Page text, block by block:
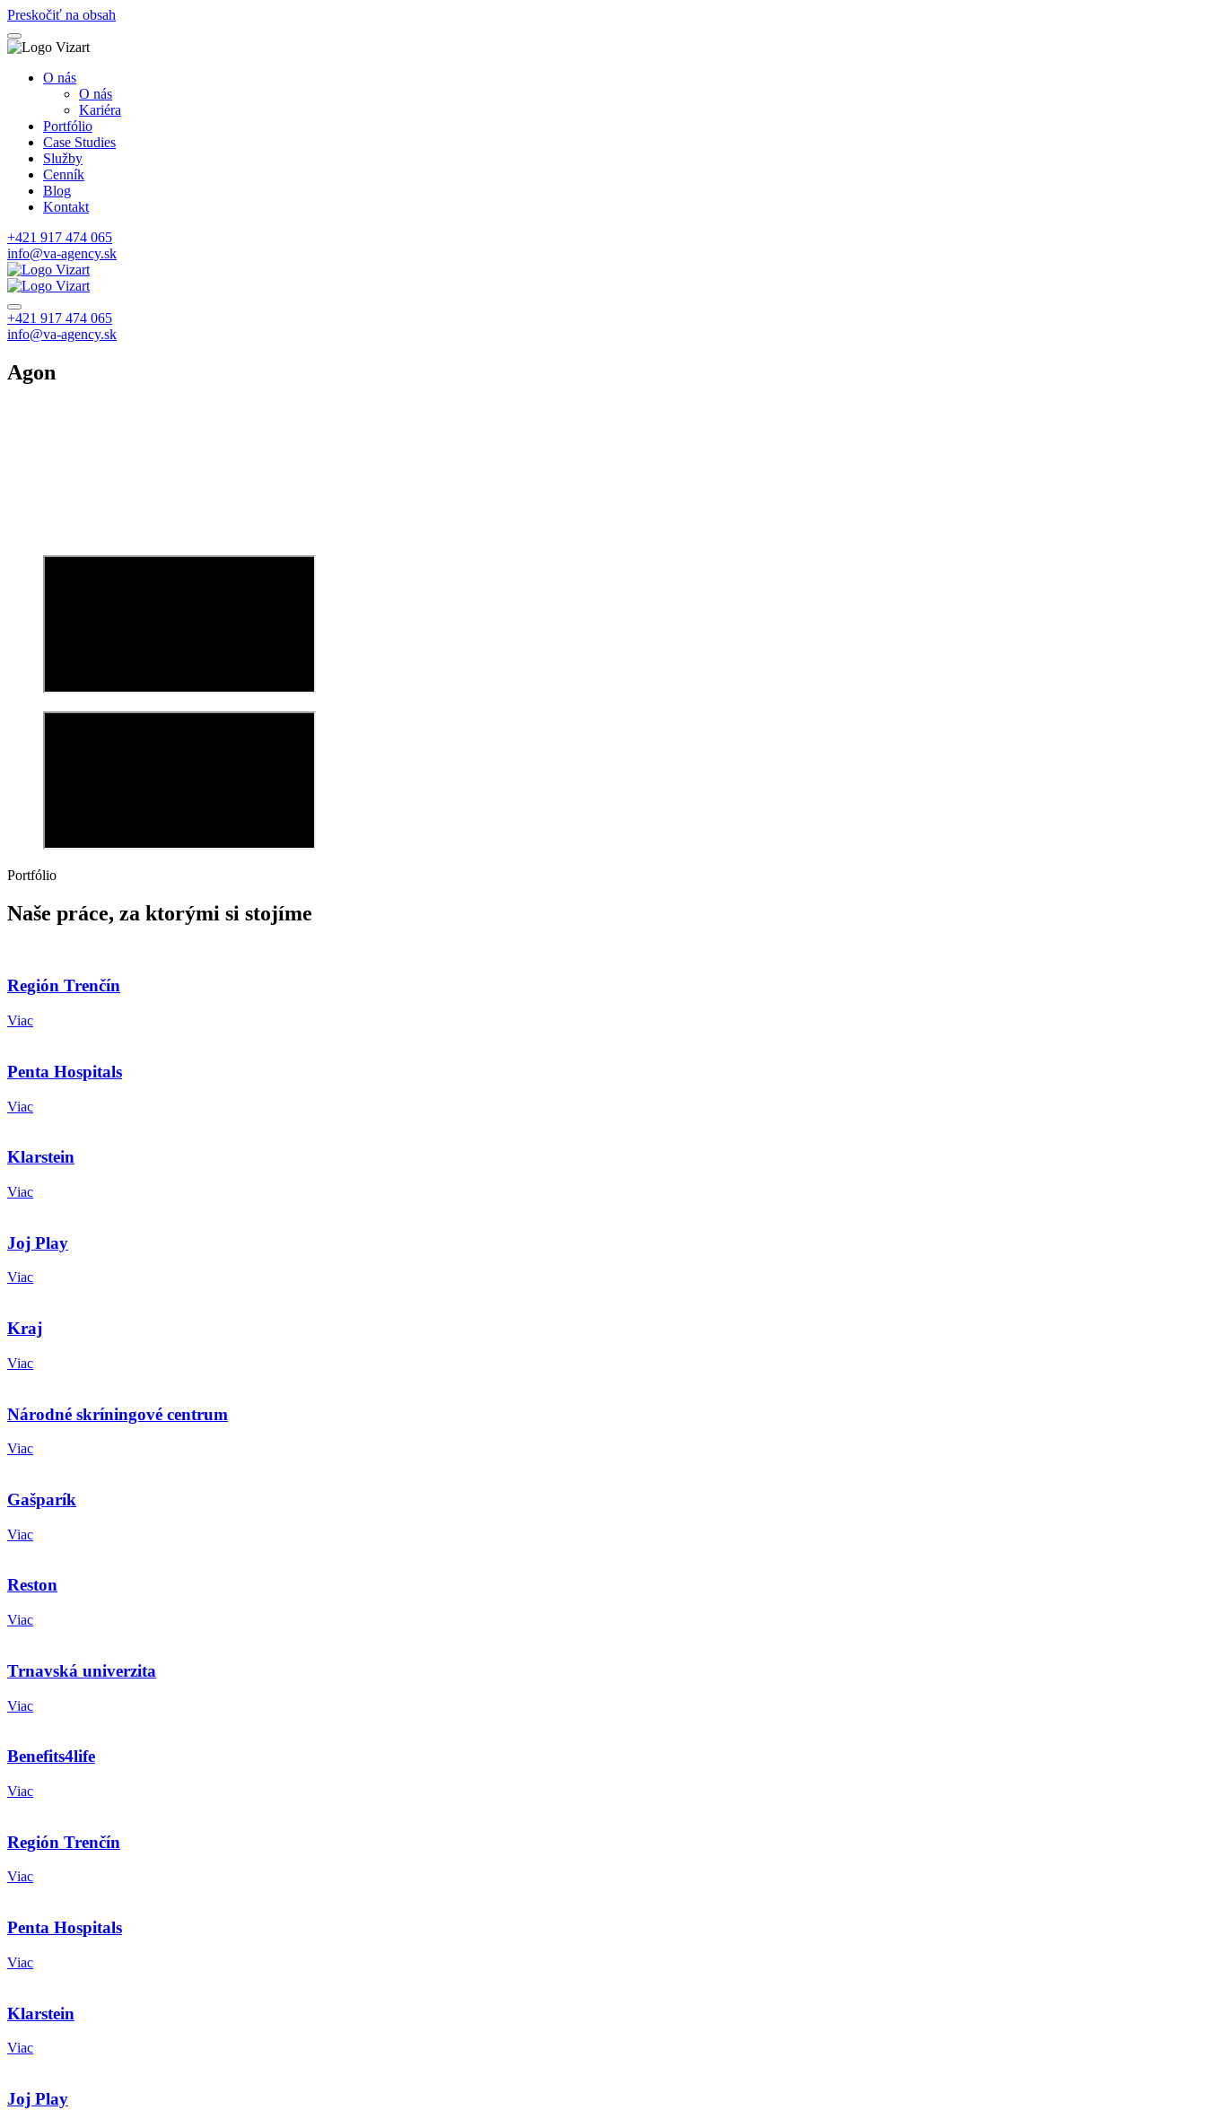
Preskočiť na obsah
O nás
O nás
Kariéra
Portfólio
Case Studies
Služby
Cenník
Blog
Kontakt
+421 917 474 065
info@va-agency.sk
+421 917 474 065
info@va-agency.sk
Agon
Portfólio
Naše práce, za ktorými si stojíme
Región Trenčín
Viac
Penta Hospitals
Viac
Klarstein
Viac
Joj Play
Viac
Kraj
Viac
Národné skríningové centrum
Viac
Gašparík
Viac
Reston
Viac
Trnavská univerzita
Viac
Benefits4life
Viac
Región Trenčín
Viac
Penta Hospitals
Viac
Klarstein
Viac
Joj Play